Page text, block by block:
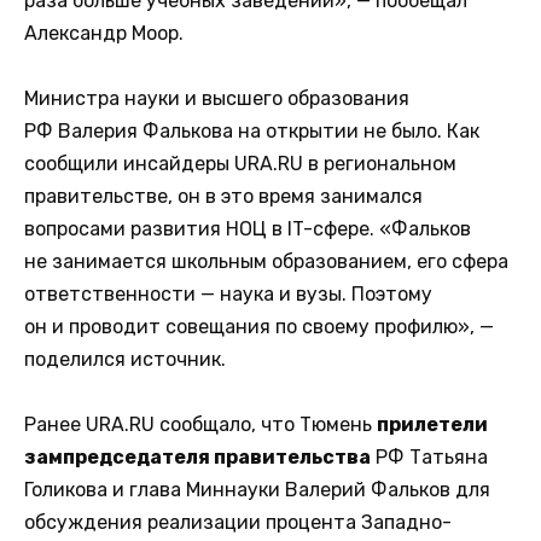
Александр Моор.
Министра науки и высшего образования
РФ Валерия Фалькова на открытии не было. Как
сообщили инсайдеры URA.RU в региональном
правительстве, он в это время занимался
вопросами развития НОЦ в IT-сфере. «Фальков
не занимается школьным образованием, его сфера
ответственности — наука и вузы. Поэтому
он и проводит совещания по своему профилю», —
поделился источник.
Ранее URA.RU сообщало, что Тюмень прилетели
зампредседателя правительства РФ Татьяна
Голикова и глава Миннауки Валерий Фальков для
обсуждения реализации процента Западно-